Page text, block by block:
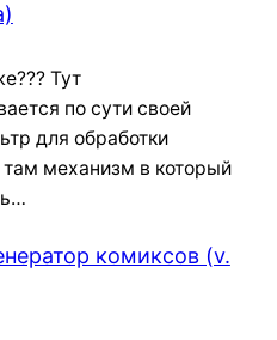
Тут
по сути своей
для обработки
там механизм в который
комиксов (v.